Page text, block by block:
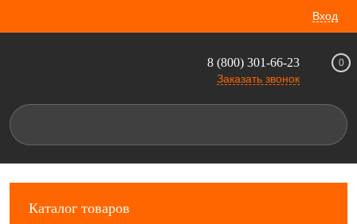
Вход
8 (800) 301-66-23
Заказать звонок
0
Каталог товаров